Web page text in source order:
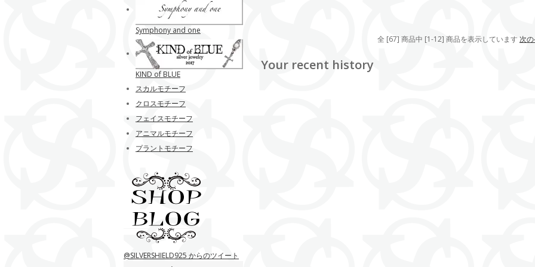
全 [67] 商品中 [1-12] 商品を表示しています 次
Your recent history
Symphony and one
KIND of BLUE
スカルモチーフ
クロスモチーフ
フェイスモチーフ
アニマルモチーフ
プラントモチーフ
@SILVERSHIELD925 からのツイート